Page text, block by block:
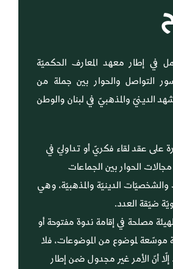
في إطار معهد المعارف الحكميّة
التواصل والحوار بين جملة من
الدينيّ والمذهبيّ في لبنان والوطن
على عقد لقاء فكريّ أو تداوليّ في
الحوار بين الجماعات
الدينيّة والمذهبيّة، وهي
ضيّقة العدد.
مصلحة في إقامة ندوة مفتوحة أو
موسّعة لموضوع من الموضوعات، فلا
أنّ الأمر غير مجدول ضمن إطار